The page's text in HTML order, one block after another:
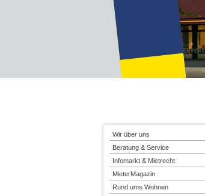
Wir über uns
Beratung & Service
Infomarkt & Mietrecht
MieterMagazin
Rund ums Wohnen